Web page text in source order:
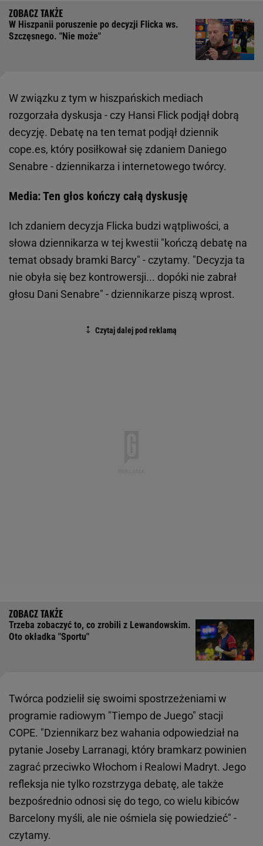
W Hiszpanii poruszenie po decyzji Flicka ws.
Szczęsnego. "Nie może"
W związku z tym w hiszpańskich mediach
rozgorzała dyskusja - czy Hansi Flick podjął dobrą
decyzję. Debatę na ten temat podjął dziennik
cope.es, który posiłkował się zdaniem Daniego
Senabre - dziennikarza i internetowego twórcy.
Media: Ten głos kończy całą dyskusję
Ich zdaniem decyzja Flicka budzi wątpliwości, a
słowa dziennikarza w tej kwestii "kończą debatę na
temat obsady bramki Barcy" - czytamy. "Decyzja ta
nie obyła się bez kontrowersji... dopóki nie zabrał
głosu Dani Senabre" - dziennikarze piszą wprost.
Trzeba zobaczyć to, co zrobili z Lewandowskim.
Oto okładka "Sportu"
Twórca podzielił się swoimi spostrzeżeniami w
programie radiowym "Tiempo de Juego" stacji
COPE. "Dziennikarz bez wahania odpowiedział na
pytanie Joseby Larranagi, który bramkarz powinien
zagrać przeciwko Włochom i Realowi Madryt. Jego
refleksja nie tylko rozstrzyga debatę, ale także
bezpośrednio odnosi się do tego, co wielu kibiców
Barcelony myśli, ale nie ośmiela się powiedzieć" -
czytamy.